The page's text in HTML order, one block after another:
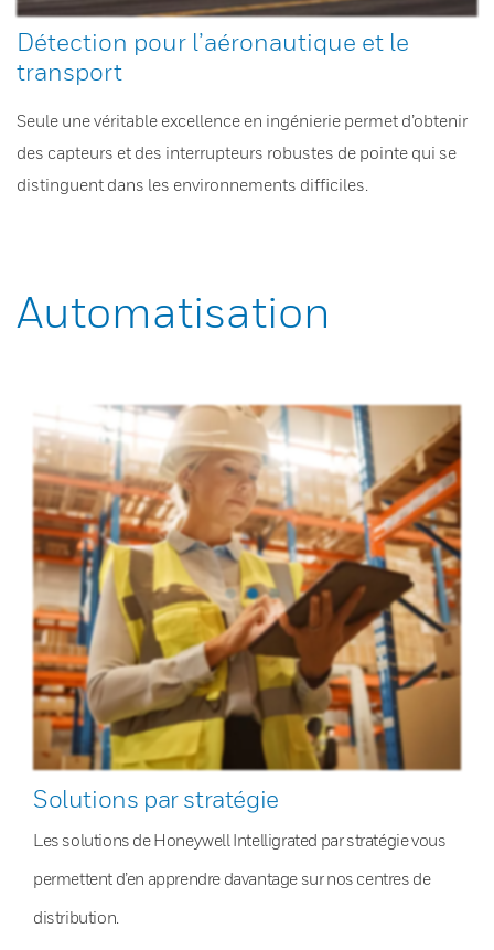
Détection pour l’aéronautique et le
transport
Seule une véritable excellence en ingénierie permet d’obtenir
des capteurs et des interrupteurs robustes de pointe qui se
distinguent dans les environnements difficiles.
Automatisation
Solutions par stratégie
Les solutions de Honeywell Intelligrated par stratégie vous
permettent d’en apprendre davantage sur nos centres de
distribution.